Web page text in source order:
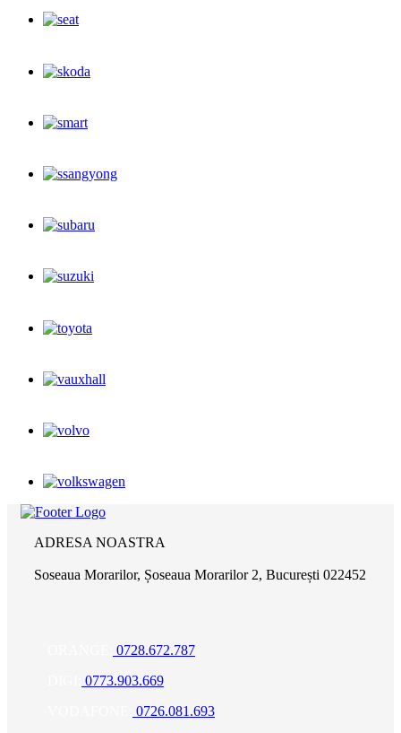
ADRESA NOASTRA
Soseaua Morarilor, Șoseaua Morarilor 2, București 022452
0728.672.787
0773.903.669
0726.081.693